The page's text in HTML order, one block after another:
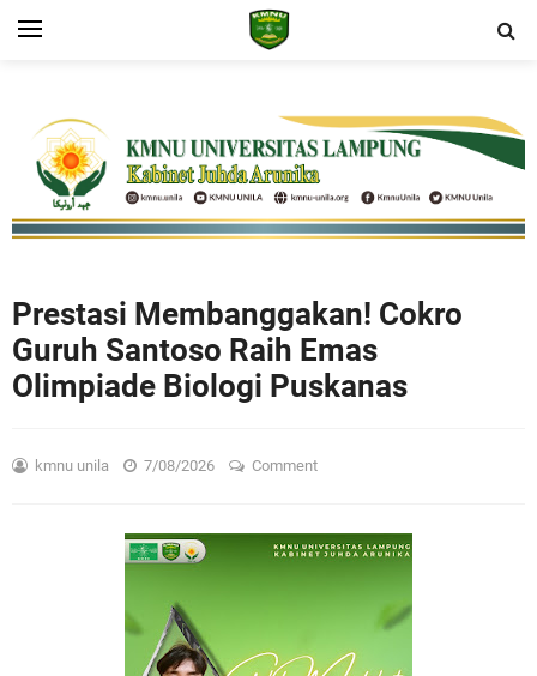
Prestasi Membanggakan! Cokro
Guruh Santoso Raih Emas
Olimpiade Biologi Puskanas
kmnu unila 7/08/2026 Comment